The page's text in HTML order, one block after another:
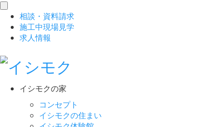
toggle
navigation
相談 ・ 資料請求
施工中現場見学
求人情報
イシモクの家
コンセプト
イシモクの住まい